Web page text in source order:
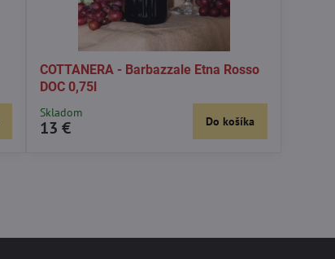
COTTANERA - Barbazzale Etna Rosso
DOC 0,75l
Skladom
13 € Do košíka